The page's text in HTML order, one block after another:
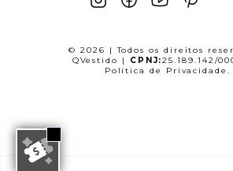
© 2026 | Todos os direitos
QVestido | CPNJ:25.189.142/
Política de Privacidade .